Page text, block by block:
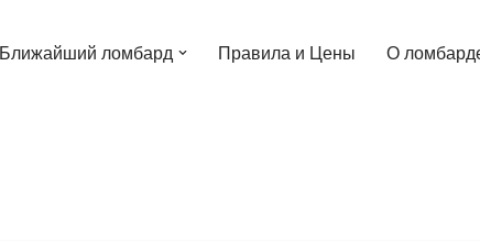
Ближайший ломбард Правила и Цены О